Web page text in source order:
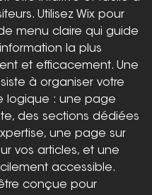
Utilisez Wix pour
menu claire qui guide
la plus
et efficacement. Une
à organiser votre
logique : une page
des sections dédiées
une page sur
vos articles, et une
accessible.
conçue pour